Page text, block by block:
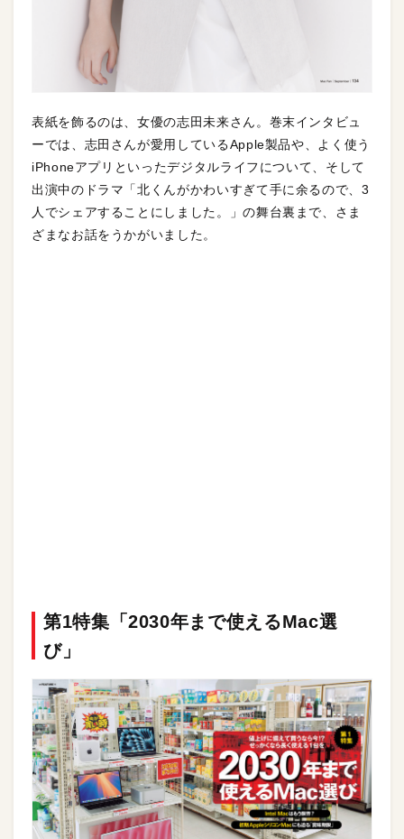
表紙を飾るのは、女優の志田未来さん。巻末インタビュ
ーでは、志田さんが愛用しているApple製品や、よく使う
iPhoneアプリといったデジタルライフについて、そして
出演中のドラマ「北くんがかわいすぎて手に余るので、3
人でシェアすることにしました。」の舞台裏まで、さま
ざまなお話をうかがいました。
第1特集「2030年まで使えるMac選
び」